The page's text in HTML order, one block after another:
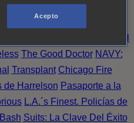
Criminales Candice Renoir
Annika
The Good Doctor NAVY:
Transplant Chicago Fire
de Harrelson Pasaporte a la
L.A.´s Finest. Policías de
Suits: La Clave Del Éxito
Acepto